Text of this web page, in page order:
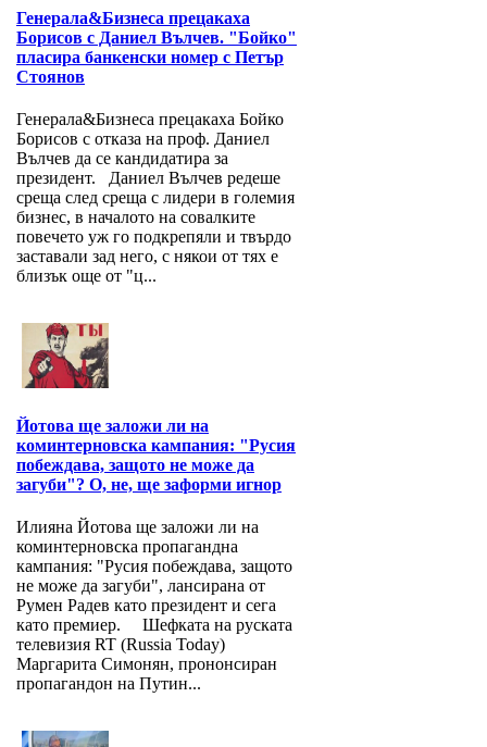
Генерала&Бизнеса прецакаха
Борисов с Даниел Вълчев. "Бойко"
пласира банкенски номер с Петър
Стоянов
Генерала&Бизнеса прецакаха Бойко
Борисов с отказа на проф. Даниел
Вълчев да се кандидатира за
президент. Даниел Вълчев редеше
среща след среща с лидери в големия
бизнес, в началото на совалките
повечето уж го подкрепяли и твърдо
заставали зад него, с някои от тях е
близък още от "ц...
Йотова ще заложи ли на
коминтерновска кампания: "Русия
побеждава, защото не може да
загуби"? О, не, ще заформи игнор
Илияна Йотова ще заложи ли на
коминтерновска пропагандна
кампания: "Русия побеждава, защото
не може да загуби", лансирана от
Румен Радев като президент и сега
като премиер. Шефката на руската
телевизия RT (Russia Today)
Маргарита Симонян, прононсиран
пропагандон на Путин...